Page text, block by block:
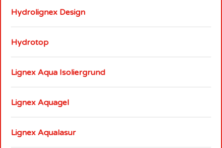
Hydrolignex Design
Hydrotop
Lignex Aqua Isoliergrund
Lignex Aquagel
Lignex Aqualasur